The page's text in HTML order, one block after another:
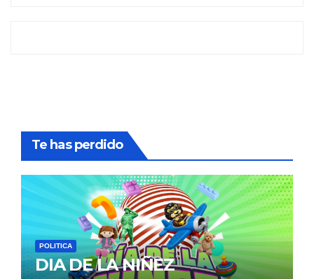
Te has perdido
POLITICA
DIA DE LA NIÑEZ